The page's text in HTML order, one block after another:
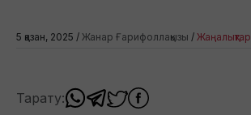
5 қазан, 2025 / Жанар Ғарифоллақызы / Жаңалықтар
Тарату: